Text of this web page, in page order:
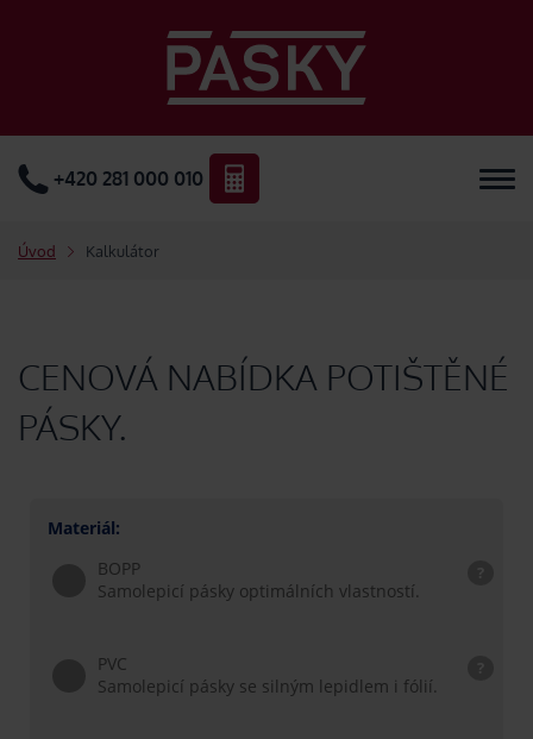
+420 281 000 010
Úvod Kalkulátor
CENOVÁ NABÍDKA POTIŠTĚNÉ
PÁSKY.
Materiál:
BOPP
Samolepicí pásky optimálních vlastností.
PVC
Samolepicí pásky se silným lepidlem i fólií.